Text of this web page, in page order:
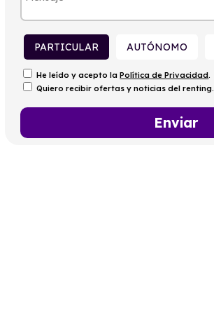
5,4l/100km
PARTICULAR AUTÓNOMO
He leído y acepto laPolítica de Privacidad.
Quiero recibir ofertas y noticias del renting.